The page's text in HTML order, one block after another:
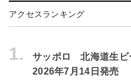
アクセスランキング
1.
サッポロ 北海道生ビ
2026年7月14日発売